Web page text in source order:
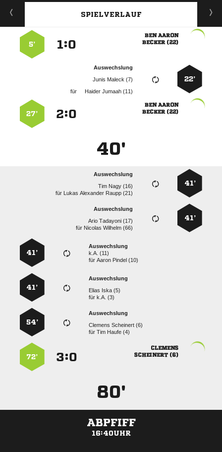
SPIELVERLAUF
 
 
:
5’
22’
Auswechslung
  
für
  
 
 
:
27’
40'
41’
Auswechslung
  
für    
41’
Auswechslung
  
für   
Auswechslung
k.A. (11)
für  
41’
Auswechslung
  
fürk.A. (3)
41’
Auswechslung
  
für  
54’

 
:
72’
80'
ABPFIFF
16:40UHR